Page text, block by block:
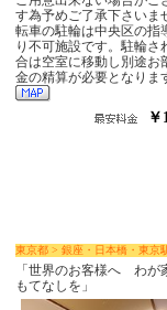
す為予めご了承下さいま
転車の駐輪は中央区の指
り不可施設です。駐輪さ
合は空室に移動し別途お
金の精算が必要となりま
￥
東京都 > 銀座・日本橋・東京
「世界のお客様へ わが
もてなしを」